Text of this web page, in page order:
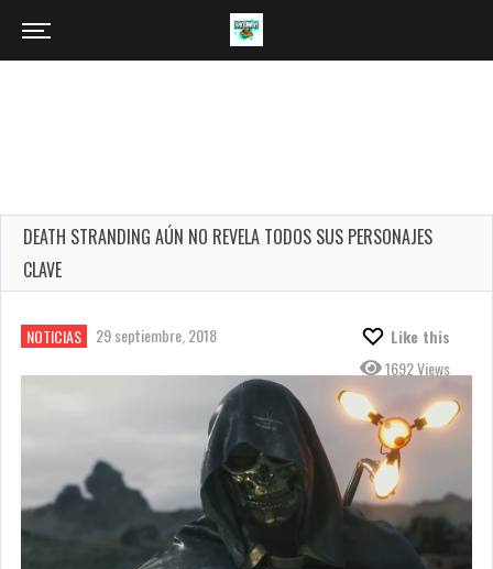
DEATH STRANDING AÚN NO REVELA TODOS SUS PERSONAJES
CLAVE
NOTICIAS 29 septiembre, 2018
Like this
1692 Views